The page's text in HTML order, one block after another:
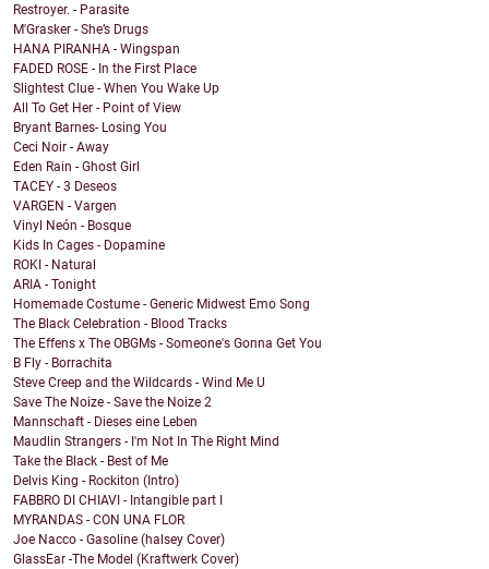
Restroyer. - Parasite
M'Grasker - She’s Drugs
HANA PIRANHA - Wingspan
FADED ROSE - In the First Place
Slightest Clue - When You Wake Up
All To Get Her - Point of View
Bryant Barnes- Losing You
Ceci Noir - Away
Eden Rain - Ghost Girl
TACEY - 3 Deseos
VARGEN - Vargen
Vinyl Neón - Bosque
Kids In Cages - Dopamine
ROKI - Natural
ARIA - Tonight
Homemade Costume - Generic Midwest Emo Song
The Black Celebration - Blood Tracks
The Effens x The OBGMs - Someone's Gonna Get You
B Fly - Borrachita
Steve Creep and the Wildcards - Wind Me U
Save The Noize - Save the Noize 2
Mannschaft - Dieses eine Leben
Maudlin Strangers - I'm Not In The Right Mind
Take the Black - Best of Me
Delvis King - Rockiton (Intro)
FABBRO DI CHIAVI - Intangible part I
MYRANDAS - CON UNA FLOR
Joe Nacco - Gasoline (halsey Cover)
GlassEar -The Model (Kraftwerk Cover)